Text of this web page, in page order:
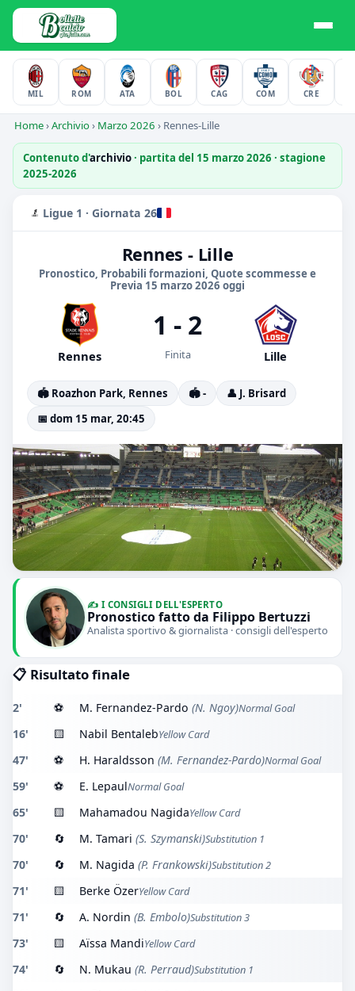
MIL ROM ATA BOL CAG COM CRE
Home›Archivio› Marzo 2026 › Rennes-Lille
Contenuto d'archivio· partita del 15 marzo 2026 · stagione
2025-2026
Ligue 1 · Giornata 26
Rennes - Lille
Pronostico, Probabili formazioni, Quote scommesse e
Previa 15 marzo 2026 oggi
Rennes
1 - 2
Finita Lille
🏟️ Roazhon Park, Rennes 🏟️ -
👤 J. Brisard
📅 dom 15 mar, 20:45
✍️ I CONSIGLI DELL'ESPERTO
Pronostico fatto da Filippo Bertuzzi
Analista sportivo & giornalista · consigli dell'esperto
📋 Risultato finale
2' ⚽ M. Fernandez-Pardo (N. Ngoy)Normal Goal
16' 🟨 Nabil BentalebYellow Card
47' ⚽ H. Haraldsson (M. Fernandez-Pardo)Normal Goal
59' ⚽ E. LepaulNormal Goal
65' 🟨 Mahamadou NagidaYellow Card
70' 🔄 M. Tamari (S. Szymanski)Substitution 1
70' 🔄 M. Nagida (P. Frankowski)Substitution 2
71' 🟨 Berke ÖzerYellow Card
71' 🔄 A. Nordin (B. Embolo)Substitution 3
73' 🟨 Aïssa MandiYellow Card
74' 🔄 N. Mukau (R. Perraud)Substitution 1